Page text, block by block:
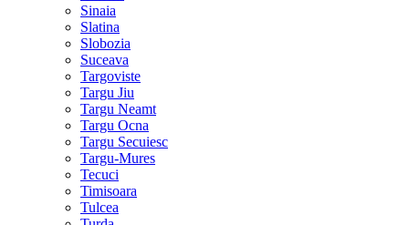
Sinaia
Slatina
Slobozia
Suceava
Targoviste
Targu Jiu
Targu Neamt
Targu Ocna
Targu Secuiesc
Targu-Mures
Tecuci
Timisoara
Tulcea